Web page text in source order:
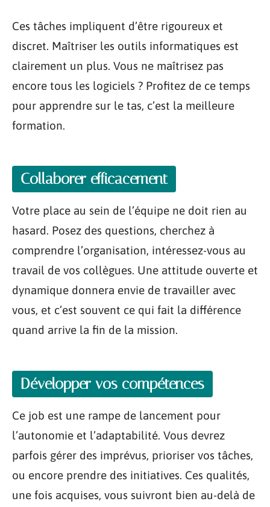
Ces tâches impliquent d’être rigoureux et
discret. Maîtriser les outils informatiques est
clairement un plus. Vous ne maîtrisez pas
encore tous les logiciels ? Profitez de ce temps
pour apprendre sur le tas, c’est la meilleure
formation.
Collaborer efficacement
Votre place au sein de l’équipe ne doit rien au
hasard. Posez des questions, cherchez à
comprendre l’organisation, intéressez-vous au
travail de vos collègues. Une attitude ouverte et
dynamique donnera envie de travailler avec
vous, et c’est souvent ce qui fait la différence
quand arrive la fin de la mission.
Développer vos compétences
Ce job est une rampe de lancement pour
l’autonomie et l’adaptabilité. Vous devrez
parfois gérer des imprévus, prioriser vos tâches,
ou encore prendre des initiatives. Ces qualités,
une fois acquises, vous suivront bien au-delà de